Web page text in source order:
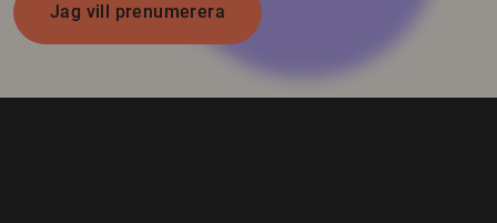
Jag vill prenumerera